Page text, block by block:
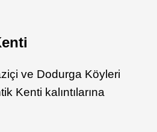
ve Dodurga Köyleri
Kenti kalıntılarına